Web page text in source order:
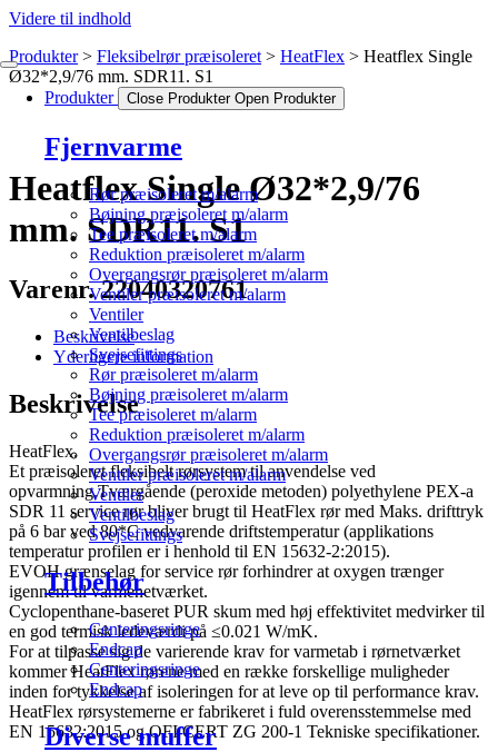
Videre til indhold
Produkter Close Produkter Open Produkter
Fjernvarme
Rør præisoleret m/alarm
Bøjning præisoleret m/alarm
Tee præisoleret m/alarm
Reduktion præisoleret m/alarm
Overgangsrør præisoleret m/alarm
Ventiler præisoleret m/alarm
Ventiler
Ventilbeslag
Svejsefittings
Rør præisoleret m/alarm
Bøjning præisoleret m/alarm
Tee præisoleret m/alarm
Reduktion præisoleret m/alarm
Overgangsrør præisoleret m/alarm
Ventiler præisoleret m/alarm
Ventiler
Ventilbeslag
Svejsefittings
Tilbehør
Centeringsringe
Endcap
Centeringsringe
Endcap
Diverse muffer
Produkter Fleksibelrør præisoleret HeatFlex
Heatflex Single
Ø32*2,9/76 mm. SDR11. S1
Heatflex Single Ø32*2,9/76
mm. SDR11. S1
Varenr. 22040320761
Beskrivelse
Yderligere information
Beskrivelse
HeatFlex.
Et præisoleret fleksibelt rørsystem til anvendelse ved
opvarmning.Tværgående (peroxide metoden) polyethylene PEX-a
SDR 11 service rør bliver brugt til HeatFlex rør med Maks. drifttryk
på 6 bar ved 80*C vedvarende driftstemperatur (applikations
temperatur profilen er i henhold til EN 15632-2:2015).
EVOH grænselag for service rør forhindrer at oxygen trænger
igennem til varmenetværket.
Cyclopenthane-baseret PUR skum med høj effektivitet medvirker til
en god termisk ledeværdi på ≤0.021 W/mK.
For at tilpasse sig de varierende krav for varmetab i rørnetværket
kommer HeatFlex rørene med en række forskellige muligheder
inden for tykkelse af isoleringen for at leve op til performance krav.
HeatFlex rørsystemerne er fabrikeret i fuld overensstemmelse med
EN 15632:2015 og OFI CERT ZG 200-1 Tekniske specifikationer.